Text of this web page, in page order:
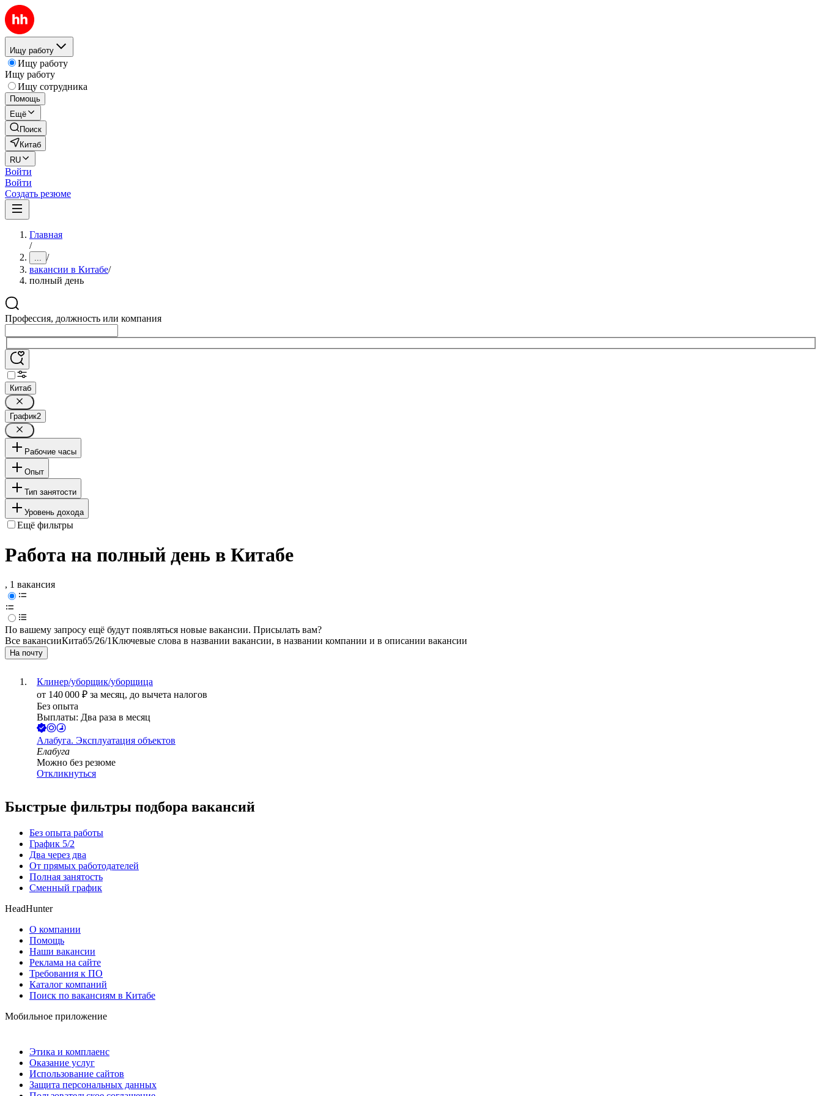
Ищу работу
Ищу работу
Ищу работу
Ищу сотрудника
Помощь
Ещё
Поиск
Китаб
RU
Войти
Войти
Создать резюме
Главная
/
... /
вакансии в Китабе/
полный день
Профессия, должность или компания
Китаб
График2
Рабочие часы
Опыт
Тип занятости
Уровень дохода
Ещё фильтры
Работа на полный день в Китабе
, 1 вакансия
По вашему запросу ещё будут появляться новые вакансии. Присылать вам?
Все вакансииКитаб5/26/1Ключевые слова в названии вакансии, в названии компании и в описании вакансии
На почту
Клинер/уборщик/уборщица
от 140 000 ₽ за месяц, до вычета налогов
Без опыта
Выплаты: Два раза в месяц
Алабуга. Эксплуатация объектов
Елабуга
Можно без резюме
Откликнуться
Быстрые фильтры подбора вакансий
Без опыта работы
График 5/2
Два через два
От прямых работодателей
Полная занятость
Сменный график
HeadHunter
О компании
Помощь
Наши вакансии
Реклама на сайте
Требования к ПО
Каталог компаний
Поиск по вакансиям в Китабе
Мобильное приложение
Этика и комплаенс
Оказание услуг
Использование сайтов
Защита персональных данных